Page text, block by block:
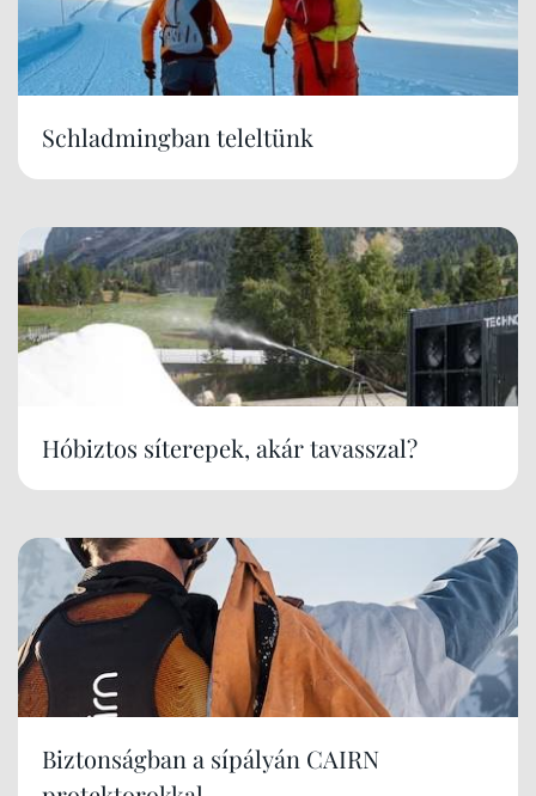
Schladmingban teleltünk
Hóbiztos síterepek, akár tavasszal?
Biztonságban a sípályán CAIRN